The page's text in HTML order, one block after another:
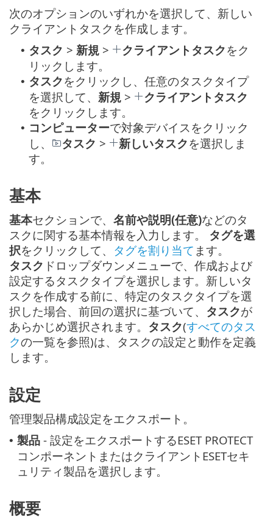
次のオプションのいずれかを選択して、新しい
クライアントタスクを作成します。
• タスク > 新規 > クライアントタスクをク
リックします。
• タスクをクリックし、任意のタスクタイプ
を選択して、 新規 >
クライアントタスク
をクリックします。
• コンピューターで対象デバイスをクリック
し、
タスク > 新しいタスクを選択しま
す。
基本
基本セクションで、 名前や説明(任意)などのタ
スクに関する基本情報を入力します。 タグを選
択をクリックして、 タグを割り当て ます。
タスク ドロップダウンメニューで、作成および
設定するタスクタイプを選択します。新しいタ
スクを作成する前に、特定のタスクタイプを選
択した場合、前回の選択に基づいて、 タスクが
あらかじめ選択されます。 タスク(すべてのタス
クの一覧を参照)は、タスクの設定と動作を定義
します。
設定
管理製品構成設定をエクスポート。
• 製品 - 設定をエクスポートするESET PROTECT
コンポーネントまたはクライアントESETセキ
ュリティ製品を選択します。
概要